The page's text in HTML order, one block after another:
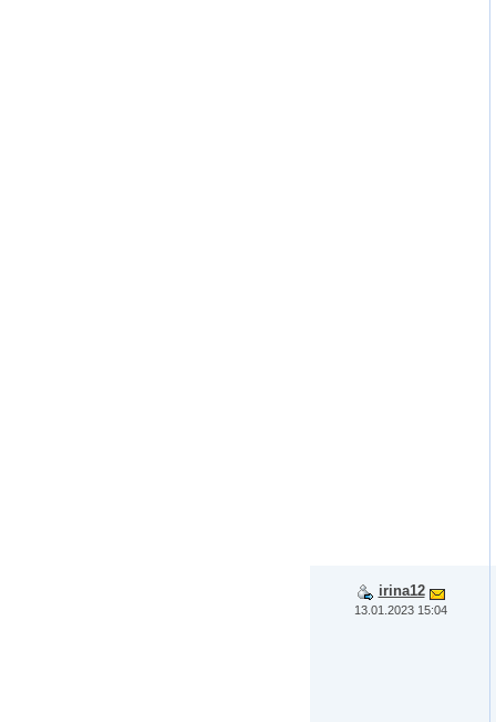
irina12
13.01.2023 15:04